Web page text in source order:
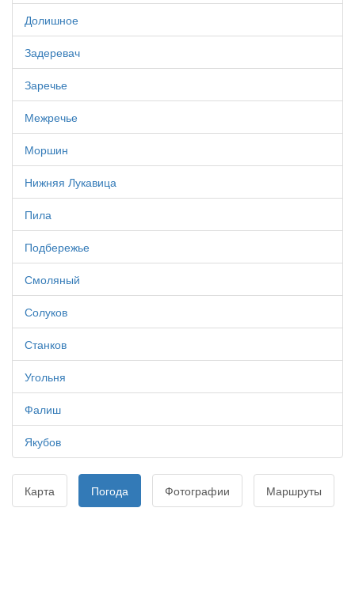
Долишное
Задеревач
Заречье
Межречье
Моршин
Нижняя Лукавица
Пила
Подбережье
Смоляный
Солуков
Станков
Угольня
Фалиш
Якубов
Карта Погода Фотографии Маршруты